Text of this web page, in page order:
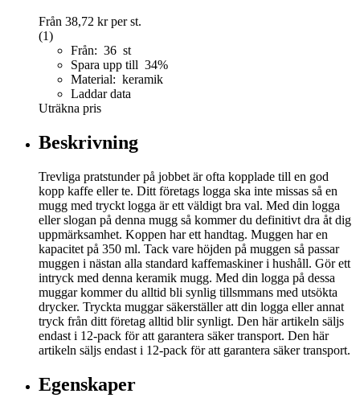
Från 38,72 krper st.
(1)
Från: 36 st
Spara upp till 34%
Material: keramik
Laddar data
Uträkna pris
Beskrivning
Trevliga pratstunder på jobbet är ofta kopplade till en god
kopp kaffe eller te. Ditt företags logga ska inte missas så en
mugg med tryckt logga är ett väldigt bra val. Med din logga
eller slogan på denna mugg så kommer du definitivt dra åt dig
uppmärksamhet. Koppen har ett handtag. Muggen har en
kapacitet på 350 ml. Tack vare höjden på muggen så passar
muggen i nästan alla standard kaffemaskiner i hushåll. Gör ett
intryck med denna keramik mugg. Med din logga på dessa
muggar kommer du alltid bli synlig tillsmmans med utsökta
drycker. Tryckta muggar säkerställer att din logga eller annat
tryck från ditt företag alltid blir synligt. Den här artikeln säljs
endast i 12-pack för att garantera säker transport. Den här
artikeln säljs endast i 12-pack för att garantera säker transport.
Egenskaper